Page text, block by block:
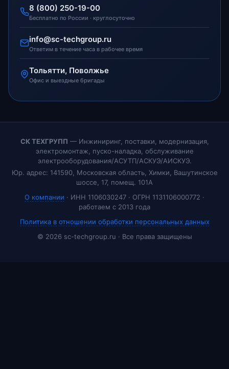
8 (800) 250-19-00
Бесплатно по России · круглосуточно
info@sc-techgroup.ru
Ответим в течение часа в рабочее время
Тольятти, Поволжье
Офис и выездные бригады
СК ТЕХГРУПП — Инжиниринг, поставки, модернизация,
электромонтаж, пуско-наладка, обслуживание
электрооборудования/АСУТП/АСКУЭ/АИСКУЭ.
Юр. адрес: 141590, Московская область, Химки, Вашутинское
шоссе, 17, помещ. 101А
О компании · ИНН 1106030247 · ОГРН 1131106000772 ·
работаем с 2013 года
Политика в отношении обработки персональных данных
© 2026 sc-techgroup.ru · Все права защищены